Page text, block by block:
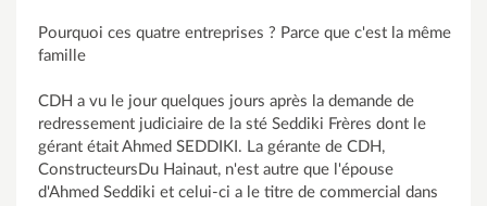
Pourquoi ces quatre entreprises ? Parce que c'est la même
famille
CDH a vu le jour quelques jours après la demande de
redressement judiciaire de la sté Seddiki Frères dont le
gérant était Ahmed SEDDIKI. La gérante de CDH,
ConstructeursDu Hainaut, n'est autre que l'épouse
d'Ahmed Seddiki et celui-ci a le titre de commercial dans